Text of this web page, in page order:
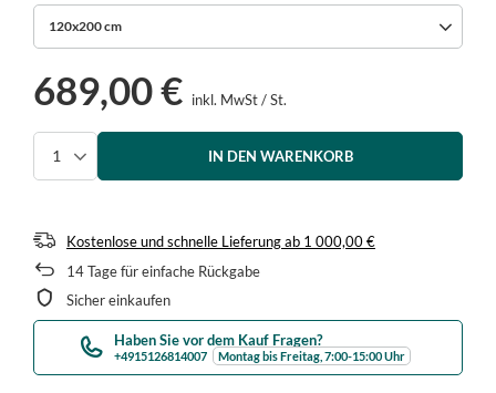
120x200 cm
689,00 € inkl. MwSt/St.
IN DEN WARENKORB
Kostenlose und schnelle Lieferungab 1 000,00 €
14Tage für einfache Rückgabe
Sicher einkaufen
Haben Sie vor dem Kauf Fragen?
+4915126814007 Montag bis Freitag, 7:00-15:00 Uhr